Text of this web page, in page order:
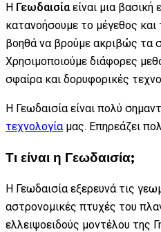
Η Γεωδαισία είναι μια
κατανοήσουμε το μέγεθος και
βοηθά να βρούμε ακριβώς τα
Χρησιμοποιούμε διάφορες
σφαίρα και δορυφορικές
Η Γεωδαισία είναι πολύ
τεχνολογίαμας. Επηρεάζει
Τι είναι η Γεωδαισία;
Η Γεωδαισία εξερευνά τις
αστρονομικές πτυχές του
ελλειψοειδούς μοντέλου της